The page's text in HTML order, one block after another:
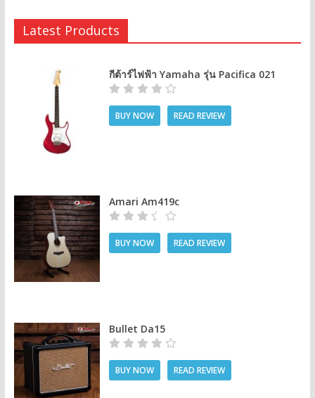
Latest Products
กีต้าร์ไฟฟ้า Yamaha รุ่น Pacifica 021
BUY NOW READ REVIEW
Amari Am419c
BUY NOW READ REVIEW
Bullet Da15
BUY NOW READ REVIEW